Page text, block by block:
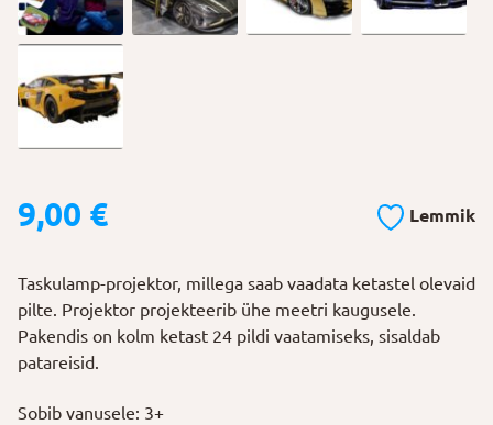
9,00 € Lemmik
Taskulamp-projektor, millega saab vaadata ketastel olevaid
pilte. Projektor projekteerib ühe meetri kaugusele.
Pakendis on kolm ketast 24 pildi vaatamiseks, sisaldab
patareisid.
Sobib vanusele: 3+